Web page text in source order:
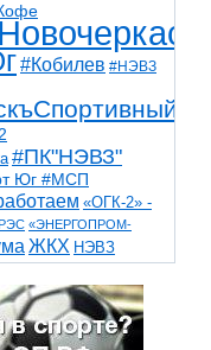
#Кобилев #НЭВЗ
#ПК"НЭВЗ"
Юг #МСП
«ОГК-2» -
«ЭНЕРГОПРОМ-
ЖКХ НЭВЗ
ТНТ
выборы
коррупция космос
парк пожар роща